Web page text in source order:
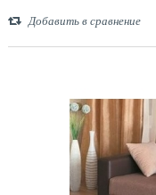
Добавить в сравнение